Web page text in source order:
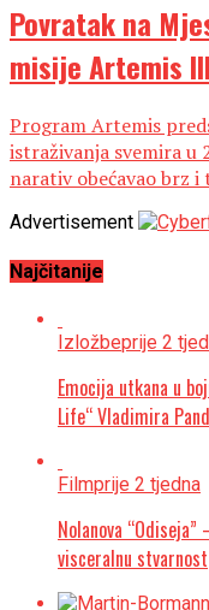
Povratak na
misije Artemis III
Program Artemis
istraživanja svemira u
narativ obećavao brz
Advertisement
Najčitanije
Izložbeprije 2
Emocija utkana u
Life“ Vladimira
Filmprije 2 tjedna
Nolanova
visceralnu stvarnost